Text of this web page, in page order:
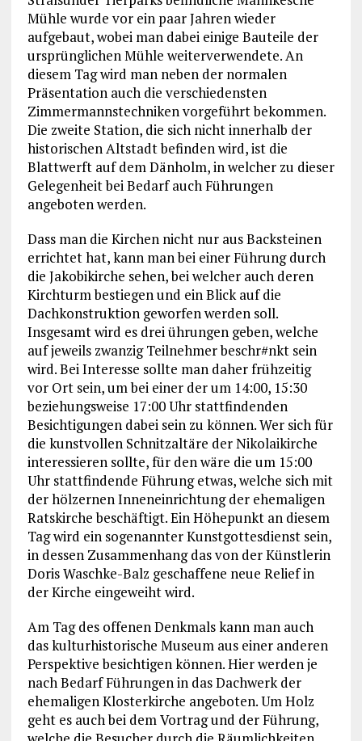
Mühle wurde vor ein paar Jahren wieder
aufgebaut, wobei man dabei einige Bauteile der
ursprünglichen Mühle weiterverwendete. An
diesem Tag wird man neben der normalen
Präsentation auch die verschiedensten
Zimmermannstechniken vorgeführt bekommen.
Die zweite Station, die sich nicht innerhalb der
historischen Altstadt befinden wird, ist die
Blattwerft auf dem Dänholm, in welcher zu dieser
Gelegenheit bei Bedarf auch Führungen
angeboten werden.
Dass man die Kirchen nicht nur aus Backsteinen
errichtet hat, kann man bei einer Führung durch
die Jakobikirche sehen, bei welcher auch deren
Kirchturm bestiegen und ein Blick auf die
Dachkonstruktion geworfen werden soll.
Insgesamt wird es drei ührungen geben, welche
auf jeweils zwanzig Teilnehmer beschr#nkt sein
wird. Bei Interesse sollte man daher frühzeitig
vor Ort sein, um bei einer der um 14:00, 15:30
beziehungsweise 17:00 Uhr stattfindenden
Besichtigungen dabei sein zu können. Wer sich für
die kunstvollen Schnitzaltäre der Nikolaikirche
interessieren sollte, für den wäre die um 15:00
Uhr stattfindende Führung etwas, welche sich mit
der hölzernen Inneneinrichtung der ehemaligen
Ratskirche beschäftigt. Ein Höhepunkt an diesem
Tag wird ein sogenannter Kunstgottesdienst sein,
in dessen Zusammenhang das von der Künstlerin
Doris Waschke-Balz geschaffene neue Relief in
der Kirche eingeweiht wird.
Am Tag des offenen Denkmals kann man auch
das kulturhistorische Museum aus einer anderen
Perspektive besichtigen können. Hier werden je
nach Bedarf Führungen in das Dachwerk der
ehemaligen Klosterkirche angeboten. Um Holz
geht es auch bei dem Vortrag und der Führung,